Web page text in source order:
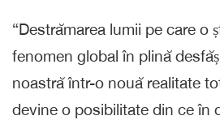
“Destrămarea lumii pe care o
fenomen global în plină
noastră într-o nouă realitate
devine o posibilitate din ce în